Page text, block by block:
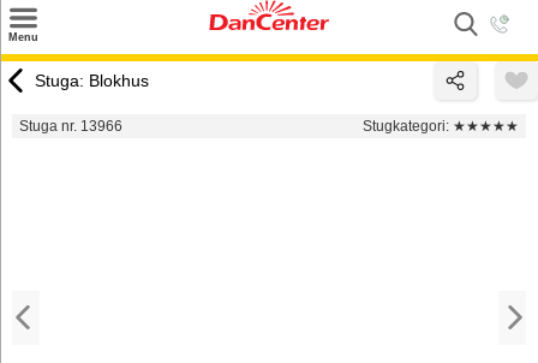
Menu
Tilbud
Stuga: Blokhus
Stuga nr. 13966 Stugkategori: ★★★★★